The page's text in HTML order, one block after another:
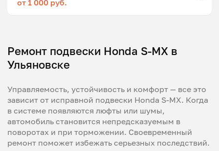
от 1 000 руб.
Ремонт подвески Honda S-MX в
Ульяновске
Управляемость, устойчивость и комфорт — все это
зависит от исправной подвески Honda S-MX. Когда
в системе появляются люфты или шумы,
автомобиль становится непредсказуемым в
поворотах и при торможении. Своевременный
ремонт поможет избежать серьезных последствий.